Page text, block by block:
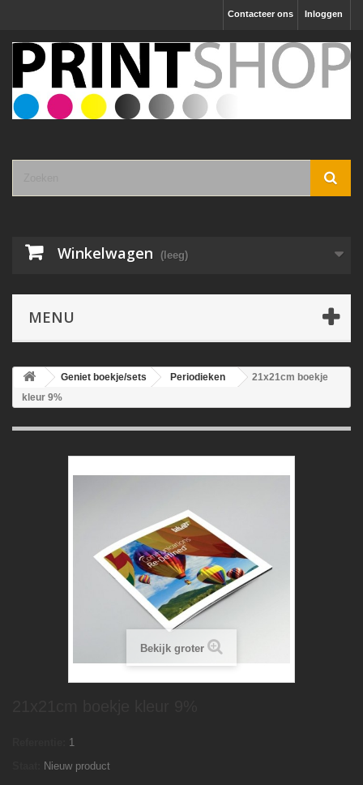
Inloggen
Contacteer ons
Winkelwagen (leeg)
MENU
Geniet boekje/sets Periodieken
21x21cm boekje
kleur 9%
Bekijk groter
1
Nieuw product